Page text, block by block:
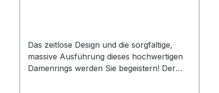
Das zeitlose Design und die sorgfältige,
massive Ausführung dieses hochwertigen
Damenrings werden Sie begeistern! Der